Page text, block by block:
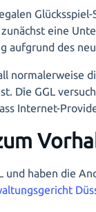
eine
aufgrund des
normalerweise
Die GGL
Internet-
und haben die